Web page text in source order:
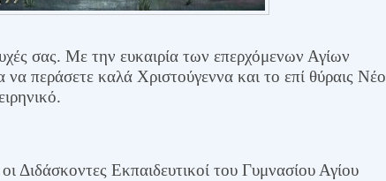
σας. Με την ευκαιρία των επερχόμενων Αγίων
περάσετε καλά Χριστούγεννα και το επί θύραις Νέο
Διδάσκοντες Εκπαιδευτικοί του Γυμνασίου Αγίου